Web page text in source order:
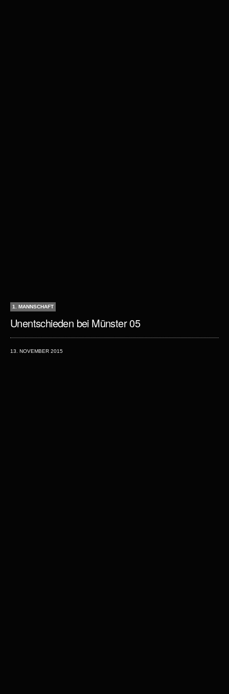
1. MANNSCHAFT
Unentschieden bei Münster 05
13. NOVEMBER 2015